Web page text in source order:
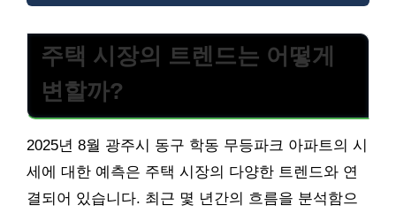
주택 시장의 트렌드는 어떻게
변할까?
2025년 8월 광주시 동구 학동 무등파크 아파트의 시
세에 대한 예측은 주택 시장의 다양한 트렌드와 연
결되어 있습니다. 최근 몇 년간의 흐름을 분석함으